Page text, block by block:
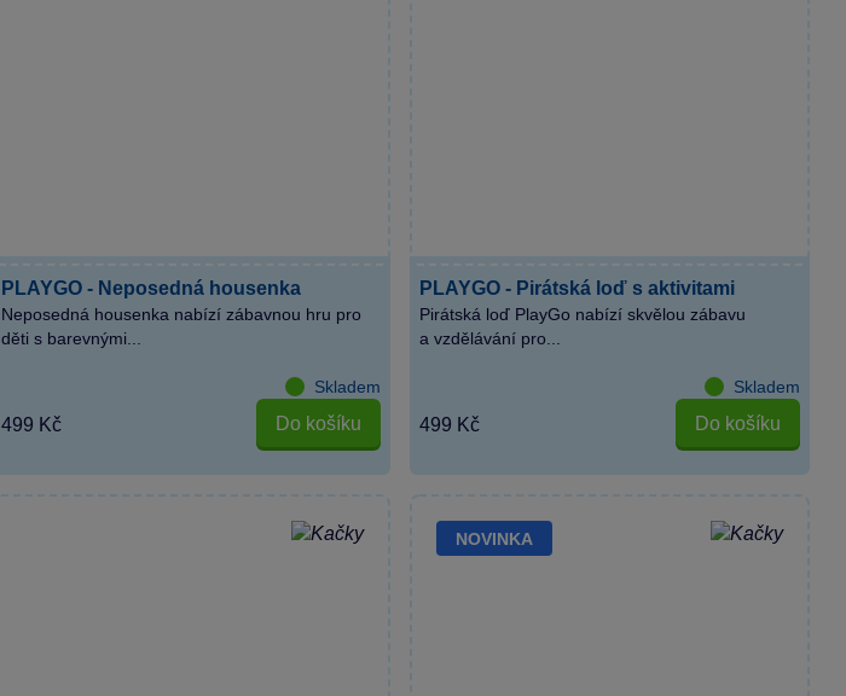
PLAYGO - Neposedná housenka
Neposedná housenka nabízí zábavnou hru pro
děti s barevnými...
Skladem
499 Kč Do košíku
PLAYGO - Pirátská loď s aktivitami
Pirátská loď PlayGo nabízí skvělou zábavu
a vzdělávání pro...
Skladem
499 Kč Do košíku
NOVINKA